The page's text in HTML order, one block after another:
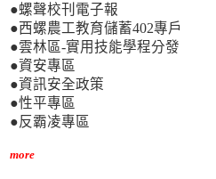
●螺聲校刊電子報
●西螺農工教育儲蓄402專戶
●雲林區-實用技能學程分發
●資安專區
●資訊安全政策
●性平專區
●反霸凌專區
more